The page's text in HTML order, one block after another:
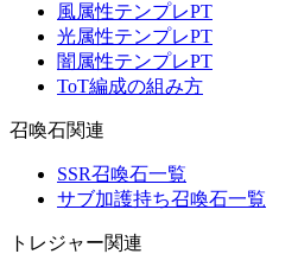
風属性テンプレPT
光属性テンプレPT
闇属性テンプレPT
ToT編成の組み方
召喚石関連
SSR召喚石一覧
サブ加護持ち召喚石一覧
トレジャー関連